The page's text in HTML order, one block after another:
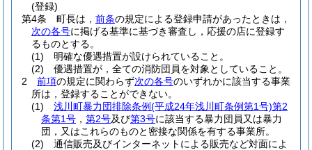
(登録)
第4条
町長は， 前条の規定による登録申請があったときは，
次の各号に掲げる基準に基づき審査し，応援の店に登録す
るものとする。
(1)
明確な優遇措置が設けられていること。
(2)
優遇措置が，全ての消防団員を対象としていること。
2
前項の規定に関わらず次の各号のいずれかに該当する事業
所は，登録することができない。
(1)
浅川町暴力団排除条例(平成24年浅川町条例第1号)第2
条第1号 ， 第2号及び第3号に該当する暴力団員又は暴力
団，又はこれらのものと密接な関係を有する事業所。
(2)
通信販売及びインターネットによる販売など対面によ